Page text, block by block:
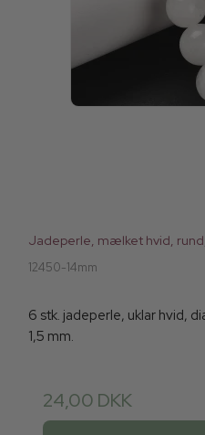
Jadeperle, mælket hvid,
12450-14mm
6 stk. jadeperle, uklar hvid,
1,5 mm.
24,00 DKK